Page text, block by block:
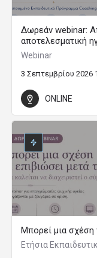
Δωρεάν webinar:
αποτελεσματική
Webinar
3 Σεπτεμβρίου 2026
ONLINE
Μπορεί μια σχέση
Ετήσια